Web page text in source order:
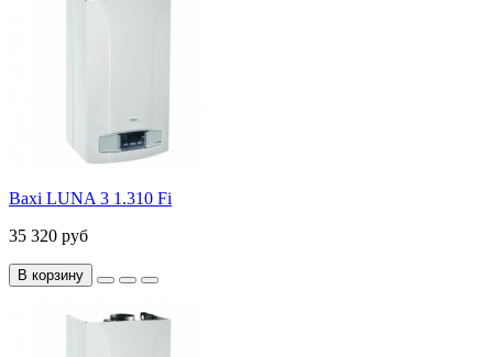
Baxi LUNA 3 1.310 Fi
35 320 руб
В корзину